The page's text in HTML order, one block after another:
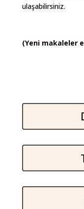
ulaşabilirsiniz.
(Yeni makaleler